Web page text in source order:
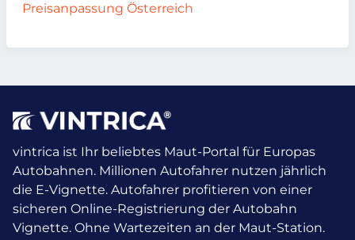
Preisanpassung Österreich
vintrica ist Ihr beliebtes Maut-Portal für Europas
Autobahnen. Millionen Autofahrer nutzen jährlich
die E-Vignette. Autofahrer profitieren von einer
sicheren Online-Registrierung der Autobahn
Vignette. Ohne Wartezeiten an der Maut-Station.